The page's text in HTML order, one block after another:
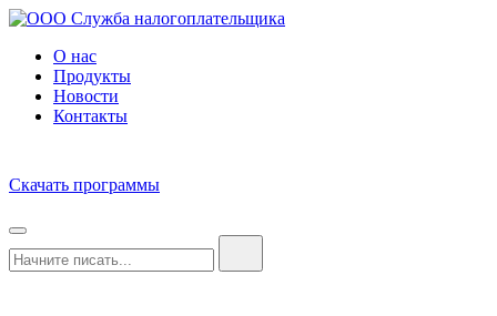
О нас
Продукты
Новости
Контакты
Скачать программы